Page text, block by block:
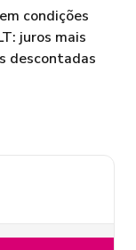
condições
juros mais
descontadas